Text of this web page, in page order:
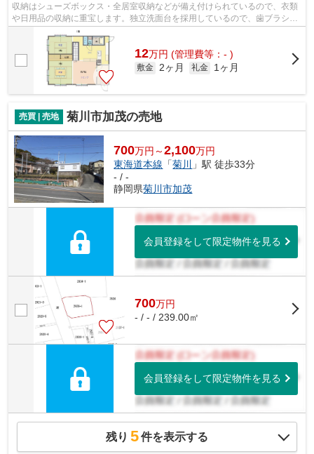
収納はシューズボックス・全居室収納などが備え付けられているので、衣類
や日用品の収納に重宝します。独立洗面台を採用しているので、歯ブラシや
ドライヤーなどもまとめてスッキリ収...
12万円 (管理費等：- )
敷金 2ヶ月 礼金 1ヶ月
売買 | 売地 菊川市加茂の売地
700万円～2,100万円
東海道本線 「菊川
」駅 徒歩33分
- / -
静岡県菊川市加茂
会員登録をして限定物件を見る
700万円
- / - / 239.00㎡
会員登録をして限定物件を見る
残り 5件を表示する